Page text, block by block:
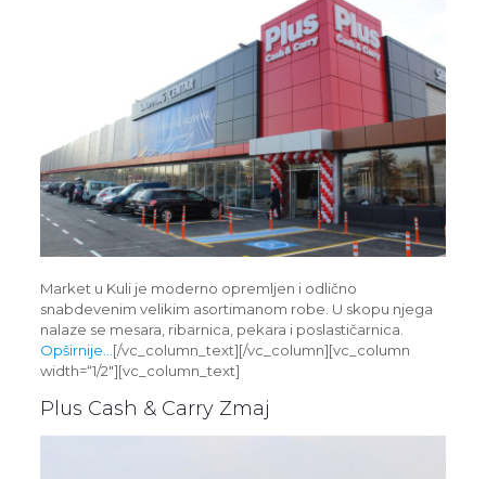
Market u Kuli je moderno opremljen i odlično
snabdevenim velikim asortimanom robe. U skopu njega
nalaze se mesara, ribarnica, pekara i poslastičarnica.
Opširnije… [/vc_column_text][/vc_column][vc_column
width=“1/2″][vc_column_text]
Plus Cash & Carry Zmaj